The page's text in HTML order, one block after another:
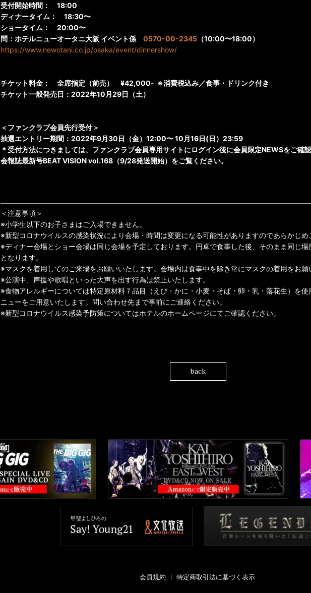
受付開始時間： 18:00
ディナータイム： 18:30〜
ショータイム： 20:00〜
問：ホテルニューオータニ大阪 イベント係 0570-00-2345 （10:00〜18:00）
https://www.newotani.co.jp/osaka/event/dinnershow/
チケット料金： 全席指定（前売） ¥42,000- ※消費税込み／食事・ドリンク付き
チケット一般発売日：2022年10月29日（土）
＜ファンクラブ会員先行受付＞
抽選エントリー期間：2022年9月30日（金）12:00〜 10月16日(日）23:59
＊受付方法につきましては、ファンクラブ会員専用サイトにログイン後に会員限定NEWSをご確
会報誌最新号BEAT VISION vol.168（9/28発送開始）をご覧ください。
＜注意事項＞
※小学生以下のお子さまはご入場できません。
※新型コロナウイルスの感染状況により会場・時間は変更になる可能性がありますのであらかじ
※ディナー会場とショー会場は同じ会場を予定しております。円卓で食事した後、そのまま同じ
となります。
※マスクを着用してのご来場をお願いいたします。会場内は食事中を除き常にマスクの着用をお願
※公演中、声援や歌唱といった大声を出す行為は禁止いたします。
※食物アレルギーについては特定原材料７品目（えび・かに・小麦・そば・卵・乳・落花生）を
ニューをご用意いたします。問い合わせ先まで事前にご連絡ください。
※新型コロナウイルス感染予防策についてはホテルのホームページにてご確認ください。
back
会員規約 特定商取引法に基づく表示